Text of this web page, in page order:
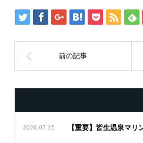
2026.07.15